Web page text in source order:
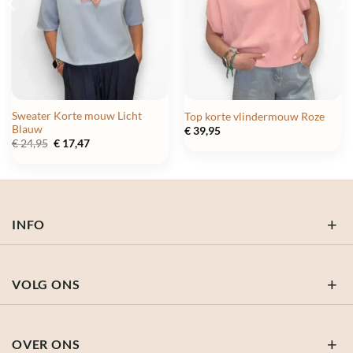
Sweater Korte mouw Licht
Blauw
€24,95 Oorspronkelijke
€17,47Huidige
Top korte vlindermouw Roze
€39,95
INFO
VOLG ONS
OVER ONS